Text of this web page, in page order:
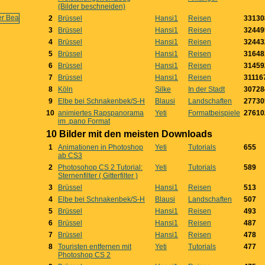
(Bilder beschneiden)
2 Brüssel Hansi1 Reisen
3
Brüssel Hansi1 Reisen
4
Brüssel Hansi1 Reisen
5
Brüssel Hansi1 Reisen
6
Brüssel Hansi1 Reisen
7
Brüssel Hansi1 Reisen
8
Köln Silke In der Stadt
9
Elbe bei Schnakenbek/S-H Blausi Landschaften
10 animiertes Rapspanorama
im .pano Format
Yeti Formatbeispiele
10 Bilder mit den meisten Downloads
1
Animationen in Photoshop
ab CS3
Yeti Tutorials 655
2
Photosohop CS 2 Tutorial:
Sternenfilter ( Gitterfilter )
Yeti Tutorials 589
3 Brüssel Hansi1 Reisen
513
4
Elbe bei Schnakenbek/S-H Blausi Landschaften
507
5
Brüssel Hansi1 Reisen
493
6
Brüssel Hansi1 Reisen
487
7
Brüssel Hansi1 Reisen
478
8
Touristen entfernen mit
Photoshop CS 2
Yeti Tutorials 477